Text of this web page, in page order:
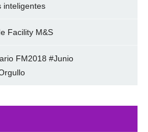
inteligentes
Facility M&S
FM2018 #Junio